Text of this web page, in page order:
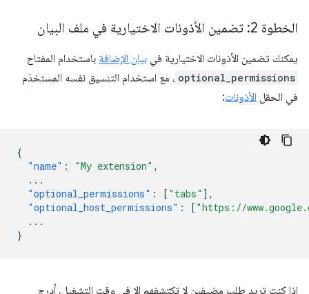
الخطوة 2: تضمين الأذونات الاختيارية في ملف البيان
يمكنك تضمين الأذونات الاختيارية في بيان الإضافة باستخدام المفتاح
optional_permissions ، مع استخدام التنسيق نفسه المستخدَم
في الحقل الأذونات:
{
"name" : "My extension" ,
...
"optional_permissions" : [ "tabs" ],
"optional_host_permissions" : [ "https://
...
}
إذا كنت تريد طلب مضيفين لا تكتشفهم إلا في وقت التشغيل، أدرِج